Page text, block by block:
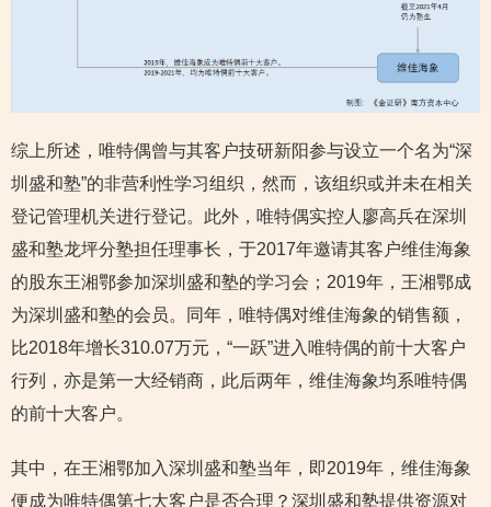
综上所述，唯特偶曾与其客户技研新阳参与设立一个名为“深
圳盛和塾”的非营利性学习组织，然而，该组织或并未在相关
登记管理机关进行登记。此外，唯特偶实控人廖高兵在深圳
盛和塾龙坪分塾担任理事长，于2017年邀请其客户维佳海象
的股东王湘鄂参加深圳盛和塾的学习会；2019年，王湘鄂成
为深圳盛和塾的会员。同年，唯特偶对维佳海象的销售额，
比2018年增长310.07万元，“一跃”进入唯特偶的前十大客户
行列，亦是第一大经销商，此后两年，维佳海象均系唯特偶
的前十大客户。
其中，在王湘鄂加入深圳盛和塾当年，即2019年，维佳海象
便成为唯特偶第七大客户是否合理？深圳盛和塾提供资源对